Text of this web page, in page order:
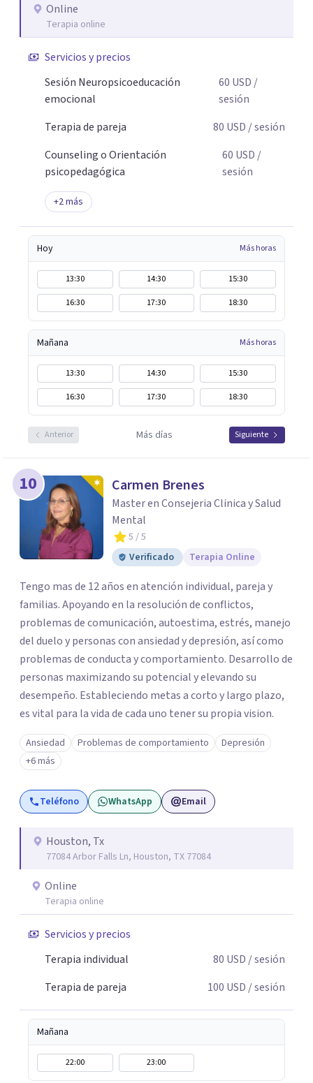
promover cambios sostenibles. Como divulgador
científico, acerca la psicología y las neurociencias a la vida
aplicables, con el propósito de impulsar un bienestar
integral.
Online
Terapia online
Servicios y precios
Sesión Neuropsicoeducación
emocional
60 USD /
sesión
Terapia de pareja
80 USD / sesión
Counseling o Orientación
psicopedagógica
60 USD /
sesión
+2más
Hoy Más horas
13:30 14:30
15:30
16:30
17:30 18:30
Mañana Más horas
13:30 14:30
15:30
16:30
17:30 18:30
Anterior Más días Siguiente
10 Carmen Brenes
Master en Consejeria Clinica y Salud
Mental
5 / 5
Verificado
Terapia Online
Tengo mas de 12 años en atención individual, pareja y
familias. Apoyando en la resolución de conflictos,
problemas de comunicación, autoestima, estrés, manejo
del duelo y personas con ansiedad y depresión, así como
problemas de conducta y comportamiento. Desarrollo de
personas maximizando su potencial y elevando su
desempeño. Estableciendo metas a corto y largo plazo,
es vital para la vida de cada uno tener su propia vision.
Ansiedad Problemas de comportamiento
Depresión
+6 más
Teléfono WhatsApp Email
Houston, Tx
77084 Arbor Falls Ln, Houston, TX 77084
Online
Terapia online
Servicios y precios
Terapia individual
80 USD / sesión
Terapia de pareja
100 USD / sesión
Mañana
22:00 23:00